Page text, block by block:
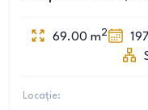
69.00 m2
Locație: